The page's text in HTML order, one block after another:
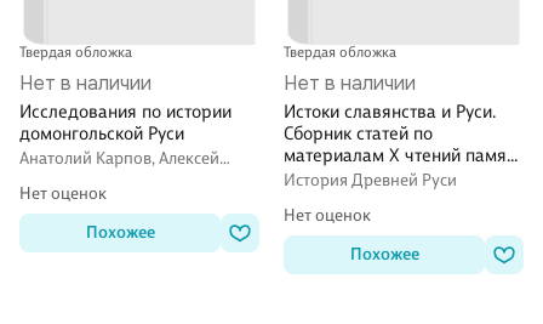
Твердая обложка
Нет в наличии
Исследования по истории
домонгольской Руси
Анатолий Карпов, Алексей
Нет оценок
Похожее
Твердая обложка
Нет в наличии
Истоки славянства и Руси.
Сборник статей по
материалам X чтений памяти
Анны Мачинской (Старая
г.)
История Древней Руси
Нет оценок
Похожее